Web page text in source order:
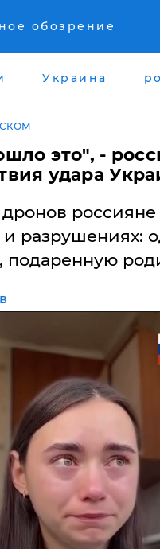
обозрение
Украина
это", -
удара
и разрушениях: